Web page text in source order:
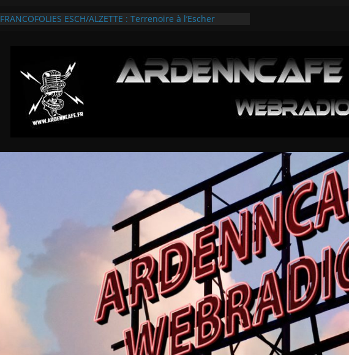
FRANCOFOLIES ESCH/ALZETTE : Terrenoire à l’Escher
CABARET VERT BD LES 3 TEMPS FORTS
REPORTAGE VIDEO SUR LE GAMEFEST 2026